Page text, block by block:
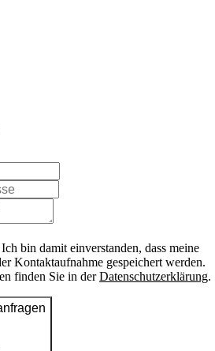
bin damit einverstanden, dass meine
Kontaktaufnahme gespeichert werden.
finden Sie in derDatenschutzerklärung.